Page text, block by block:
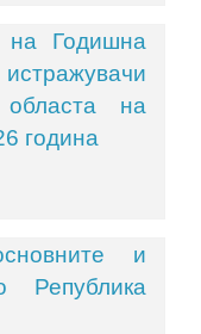
на Годишна
на
година
и
Република